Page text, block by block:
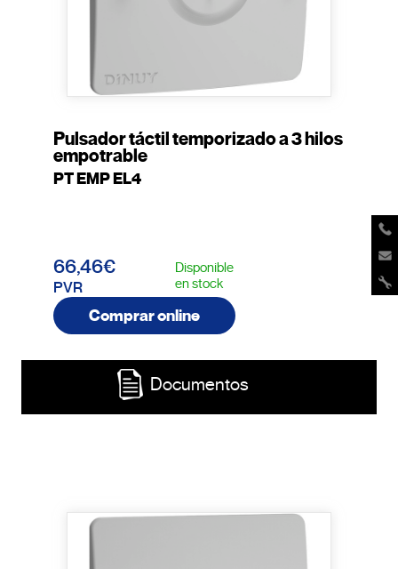
Pulsador táctil temporizado a 3 hilos
empotrable
PT EMP EL4
66,46€
PVR
Disponible
en stock
Comprar online
Documentos